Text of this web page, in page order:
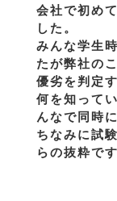
会社で初め
した。
みんな学生
たが弊社の
優劣を判定
何を知って
んなで同時
ちなみに試
らの抜粋です